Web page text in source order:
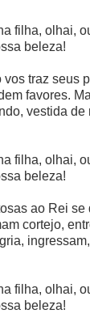
filha, olhai,
beleza!
vos traz seus
favores.
vestida de
filha, olhai,
beleza!
ao Rei
cortejo,
filha, olhai,
beleza!